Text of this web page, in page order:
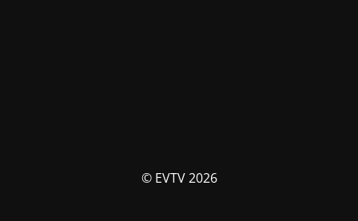
© EVTV 2026